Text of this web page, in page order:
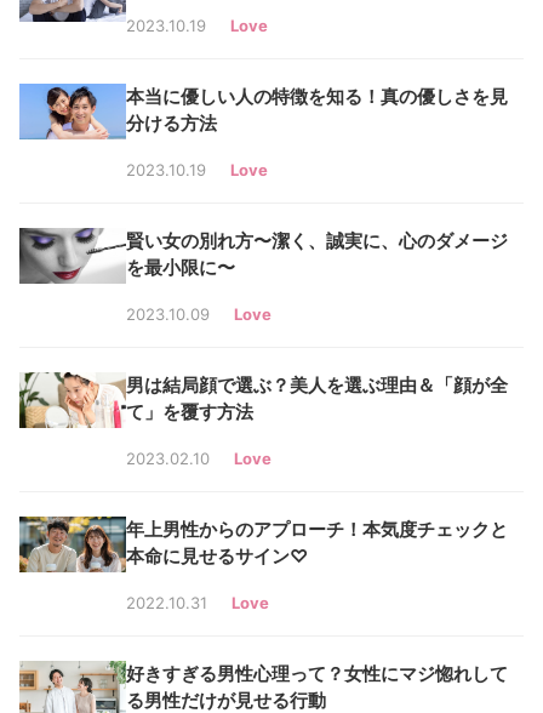
2023.10.19 Love
本当に優しい人の特徴を知る！真の優しさを見
分ける方法
2023.10.19 Love
賢い女の別れ方〜潔く、誠実に、心のダメージ
を最小限に〜
2023.10.09 Love
男は結局顔で選ぶ？美人を選ぶ理由＆「顔が全
て」を覆す方法
2023.02.10 Love
年上男性からのアプローチ！本気度チェックと
本命に見せるサイン♡
2022.10.31 Love
好きすぎる男性心理って？女性にマジ惚れして
る男性だけが見せる行動